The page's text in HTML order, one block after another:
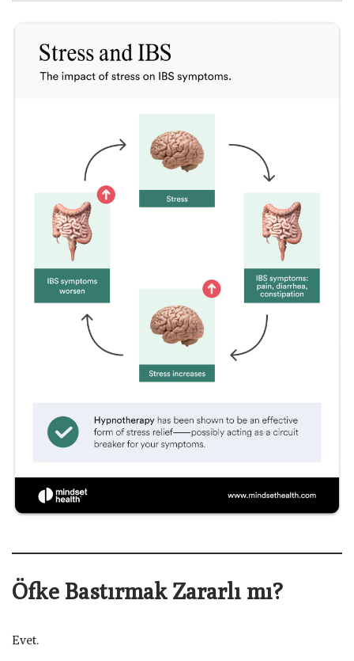
Öfke Bastırmak Zararlı mı?
Evet.